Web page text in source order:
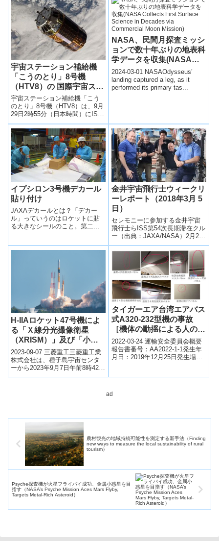
宇宙ステーション補給機
「こうのとり」8号機
（HTV8）の 国際宇宙ステ
ーションとの結合について
宇宙ステーション補給機「こう
のとり」8号機（HTV8）は、9月
29日2時55分（日本時間）にISS
ロボットアーム運用により、ISS
との結合を完了した。
NASA、民間月探査ミッシ
ョンで数十年ぶりの地表科
学データを収集(NASA
Collects First Surface
Science in Decades via
Commercial Moon
2024-03-01 NASAOdysseus’
landing captured a leg, as it
performed its primary tas...
イプシロン3号機デカール
貼り付け
JAXAデカールとは？「デカー
ル」っていうのはロケットに貼
る大きなシールのこと。第二弾
や、EPSILONの...
金井宇宙飛行士ウィークリ
ーレポート（2018年3月 5
日）
セレモニーに参加する金井宇宙
飛行士らISS第54次長期滞在クル
ー（出典：JAXA/NASA）2月26
日から3月4日の金井宇宙飛行士
は、沸騰・二相流体ループを用
H-IIAロケット47号機によ
る「Ｘ線分光撮像衛星
（XRISM）」及び「小型
月着陸実証機（SLIM）」
の打上げ結果について
2023-09-07 三菱重工三菱重工業
株式会社は、種子島宇宙センタ
ーから2023年9月7日午前8時42分
11秒（日本標準時）に、国立研
タイガーエア台湾エアバス
式A320-232型機の事故
［機体の動揺による人の負
傷］(宮崎空港の北北東約
100ｋｍ、令和元年12月25
日発生)
2022-03-24 運輸安全委員会概要
報告書番号：AA2022-1-1発生年
月日：2019年12月25日発生場
ad
農村観光の地域持続可能性を測定する新手法（Finding
new ways to measure the local sustainability of rural
tourism）
Psyche探査機が火星フライバイ成功、金属小惑星を目
指す（NASA’s Psyche Mission Aces Mars Flyby,
Targets Metal-Rich Asteroid）